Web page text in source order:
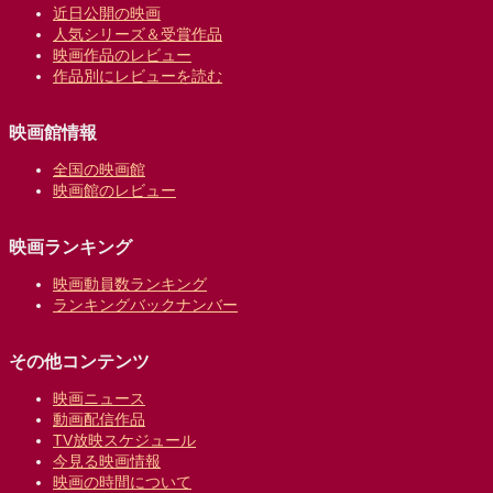
近日公開の映画
人気シリーズ＆受賞作品
映画作品のレビュー
作品別にレビューを読む
映画館情報
全国の映画館
映画館のレビュー
映画ランキング
映画動員数ランキング
ランキングバックナンバー
その他コンテンツ
映画ニュース
動画配信作品
TV放映スケジュール
今見る映画情報
映画の時間について